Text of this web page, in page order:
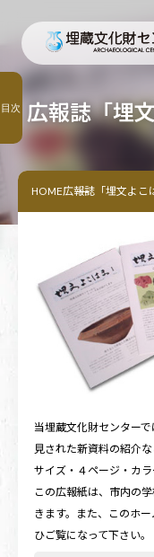
広報誌「埋
HOME広報誌「埋文よこ
当埋蔵文化財センター
見された新資料の紹介
サイズ・４ページ・カラ
この広報紙は、市内の
きます。また、このホ
ひご覧になって下さい。
目次